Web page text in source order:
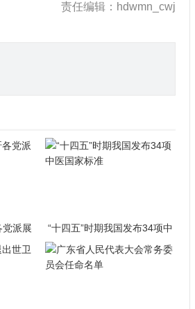
责任编辑：hdwmn_cwj
党派展
“十四五”时期我国发布34项中